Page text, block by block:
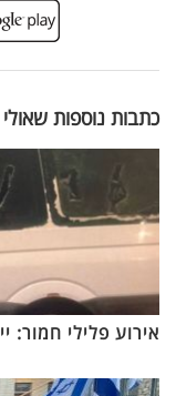
כתבות נוספות שאולי
אירוע פלילי חמור: